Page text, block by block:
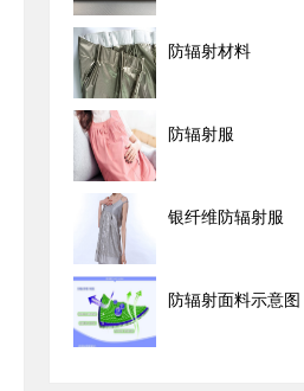
防辐射材料
防辐射服
银纤维防辐射服
防辐射面料示意图